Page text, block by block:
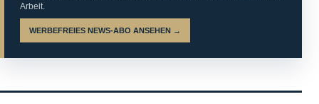
Arbeit.
WERBEFREIES NEWS-ABO ANSEHEN →